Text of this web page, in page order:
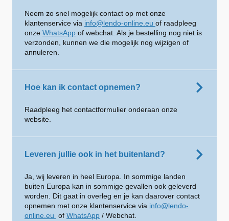
Neem zo snel mogelijk contact op met onze
klantenservice via info@lendo-online.eu of raadpleeg
onze WhatsApp of webchat. Als je bestelling nog niet is
verzonden, kunnen we die mogelijk nog wijzigen of
annuleren.
Hoe kan ik contact opnemen?
Raadpleeg het contactformulier onderaan onze
website.
Leveren jullie ook in het buitenland?
Ja, wij leveren in heel Europa. In sommige landen
buiten Europa kan in sommige gevallen ook geleverd
worden. Dit gaat in overleg en je kan daarover contact
opnemen met onze klantenservice via info@lendo-
online.eu of WhatsApp / Webchat.